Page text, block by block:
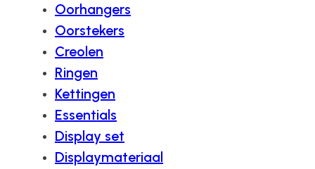
Oorhangers
Oorstekers
Creolen
Ringen
Kettingen
Essentials
Display set
Displaymateriaal